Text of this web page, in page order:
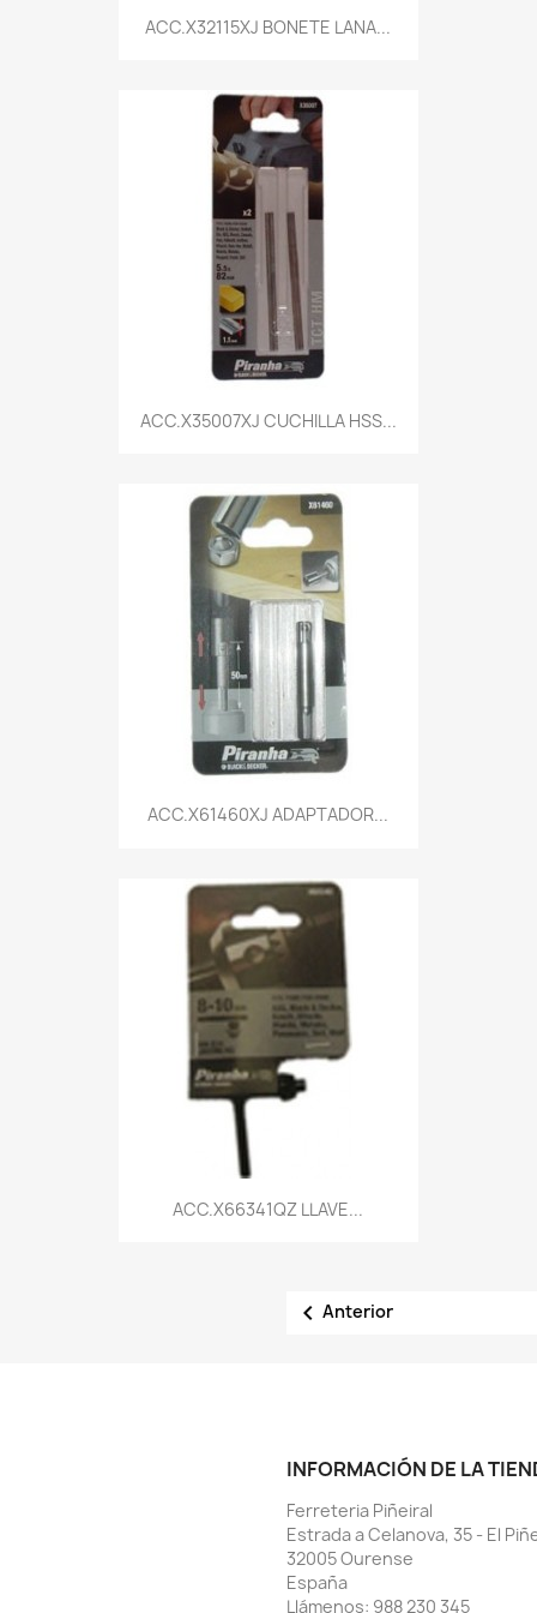
Vista rápida
ACC.X32115XJ BONETE LANA...
Vista rápida
ACC.X35007XJ CUCHILLA HSS...
Vista rápida
ACC.X61460XJ ADAPTADOR...
Vista rápida
ACC.X66341QZ LLAVE...
 Anterior
INFORMACIÓN DE LA
Ferreteria Piñeiral
Estrada a Celanova, 35 - El
32005 Ourense
España
Llámenos: 988 230 345